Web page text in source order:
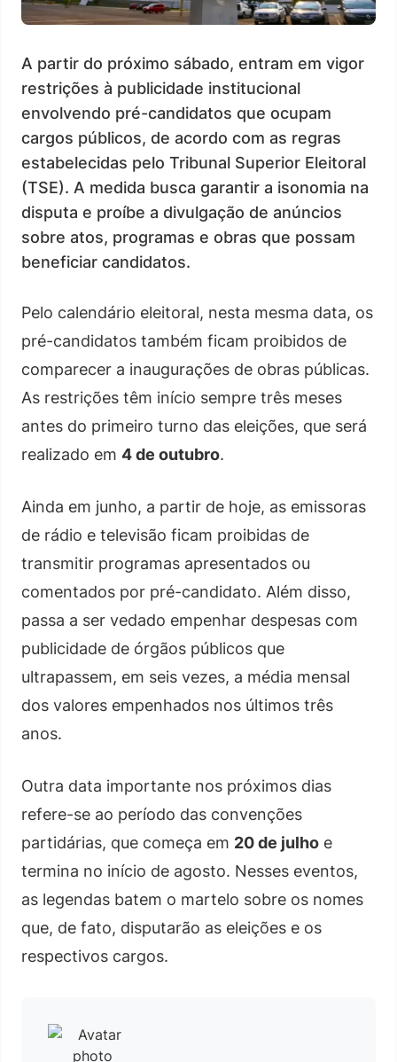
A partir do próximo sábado, entram em vigor
restrições à publicidade institucional
envolvendo pré-candidatos que ocupam
cargos públicos, de acordo com as regras
estabelecidas pelo Tribunal Superior Eleitoral
(TSE). A medida busca garantir a isonomia na
disputa e proíbe a divulgação de anúncios
sobre atos, programas e obras que possam
beneficiar candidatos.
Pelo calendário eleitoral, nesta mesma data, os
pré-candidatos também ficam proibidos de
comparecer a inaugurações de obras públicas.
As restrições têm início sempre três meses
antes do primeiro turno das eleições, que será
realizado em 4 de outubro.
Ainda em junho, a partir de hoje, as emissoras
de rádio e televisão ficam proibidas de
transmitir programas apresentados ou
comentados por pré-candidato. Além disso,
passa a ser vedado empenhar despesas com
publicidade de órgãos públicos que
ultrapassem, em seis vezes, a média mensal
dos valores empenhados nos últimos três
anos.
Outra data importante nos próximos dias
refere-se ao período das convenções
partidárias, que começa em 20 de julho e
termina no início de agosto. Nesses eventos,
as legendas batem o martelo sobre os nomes
que, de fato, disputarão as eleições e os
respectivos cargos.